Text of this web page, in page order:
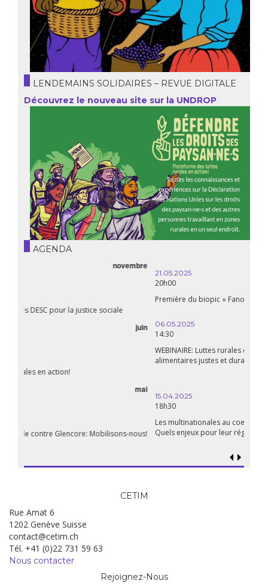
LENDEMAINS SOLIDAIRES – REVUE DIGITALE
Découvrez le nouveau site sur la UNDROP
AGENDA
WEBINAIRE: Luttes rurales en action. Pour des systèmes
Les multinationales au coeur d’un nouvel âge de l’impérialisme.
Quels enjeux pour leur régulation ?
CETIM
Rue Amat 6
1202 Genève Suisse
contact@cetim.ch
Tél. +41 (0)22 731 59 63
Nous contacter
Rejoignez-Nous